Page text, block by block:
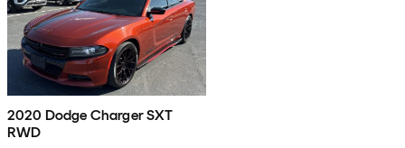
2020 Dodge Charger SXT
RWD